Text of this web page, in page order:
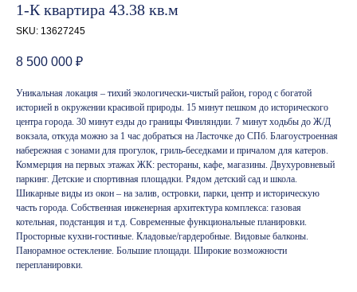
1-К квартира 43.38 кв.м
SKU: 13627245
8 500 000 ₽
Уникальная локация – тихий экологически-чистый район, город с богатой
историей в окружении красивой природы. 15 минут пешком до исторического
центра города. 30 минут езды до границы Финляндии. 7 минут ходьбы до Ж/Д
вокзала, откуда можно за 1 час добраться на Ласточке до СПб. Благоустроенная
набережная с зонами для прогулок, гриль-беседками и причалом для катеров.
Коммерция на первых этажах ЖК: рестораны, кафе, магазины. Двухуровневый
паркинг. Детские и спортивная площадки. Рядом детский сад и школа.
Шикарные виды из окон – на залив, островки, парки, центр и историческую
часть города. Собственная инженерная архитектура комплекса: газовая
котельная, подстанция и т.д. Современные функциональные планировки.
Просторные кухни-гостиные. Кладовые/гардеробные. Видовые балконы.
Панорамное остекление. Большие площади. Широкие возможности
перепланировки.